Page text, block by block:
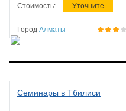
Стоимость: Уточните
Город Алматы
Семинары в Тбилиси